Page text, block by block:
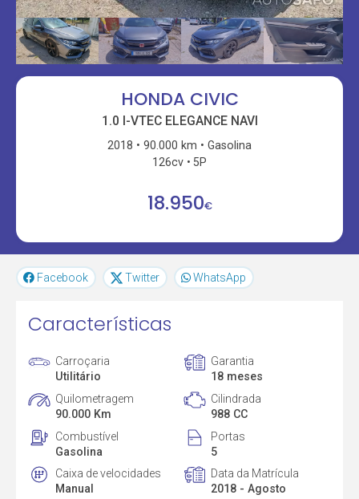
HONDA CIVIC
1.0 I-VTEC ELEGANCE NAVI
2018 90.000 km
Gasolina
126cv
5P
18.950€
Facebook Twitter WhatsApp
Características
Carroçaria
Utilitário
Garantia
18 meses
Quilometragem
90.000 Km
Cilindrada
988 CC
Combustível
Gasolina
Portas
5
Caixa de velocidades
Manual
Data da Matrícula
2018 - Agosto